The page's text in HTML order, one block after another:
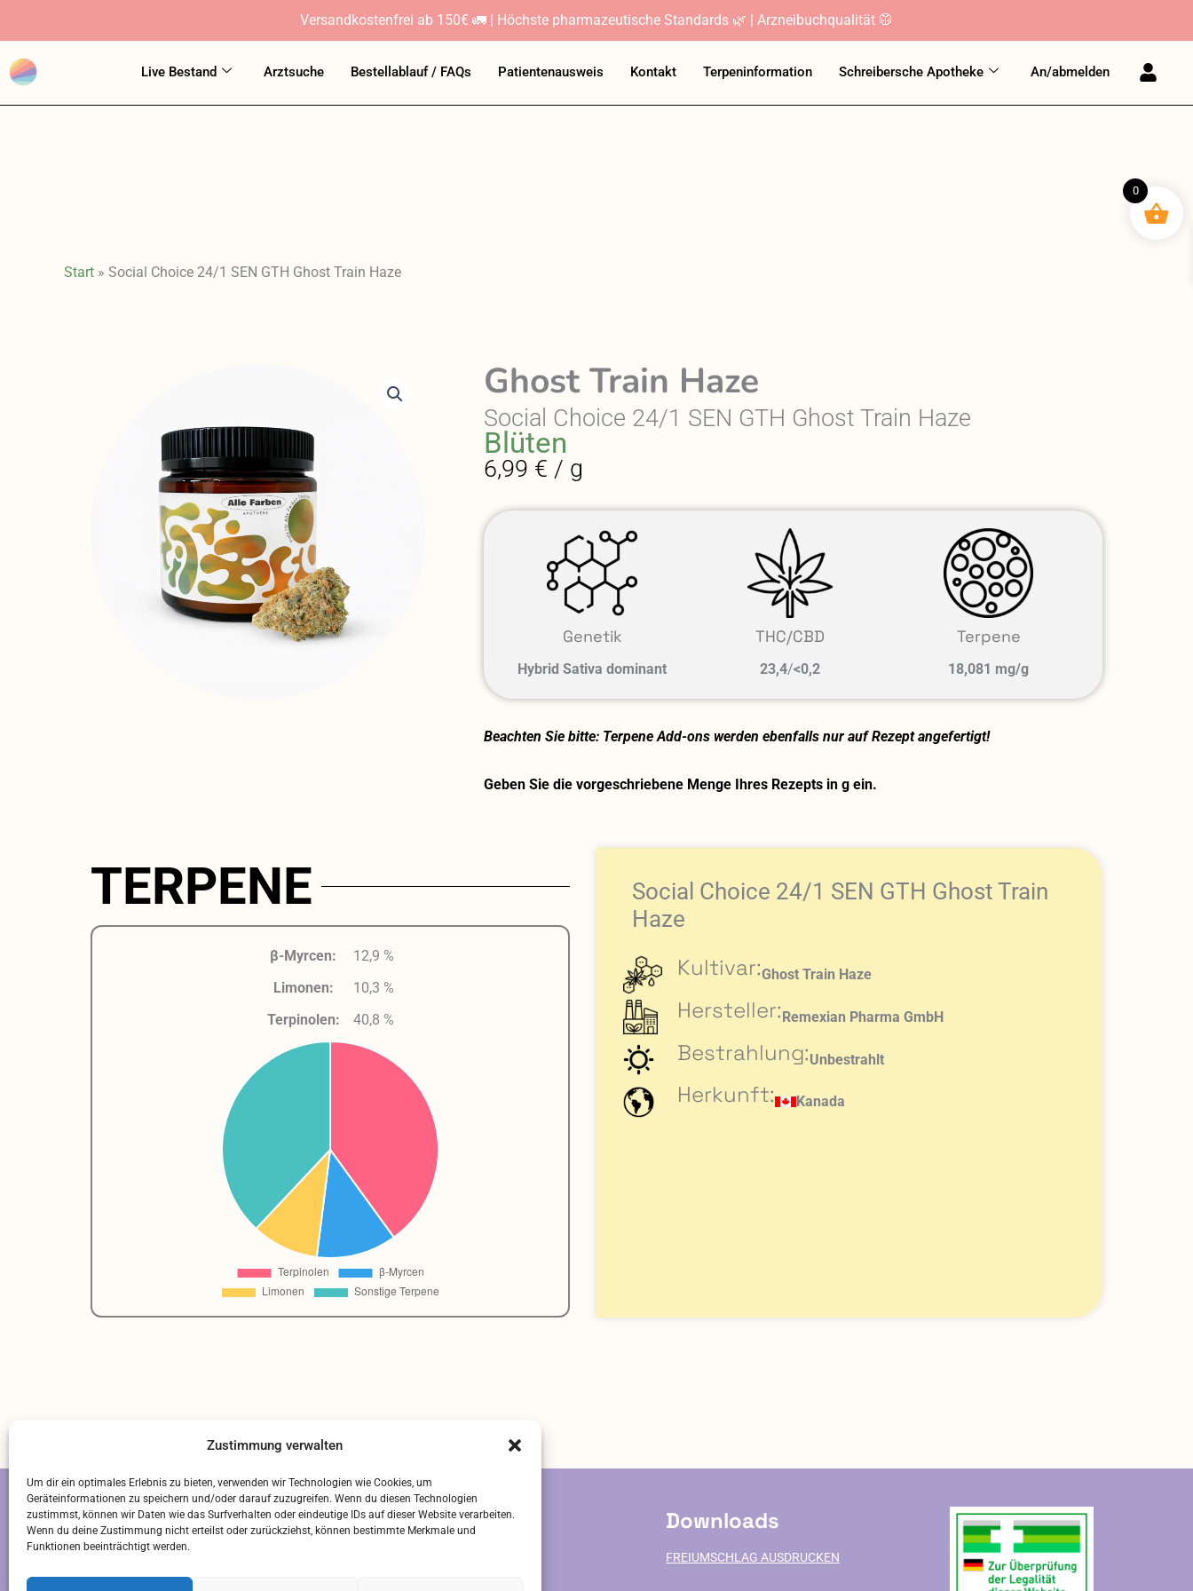
Versandkostenfrei ab 150€ 🚛 | Höchste pharmazeutische Standards 🌿 | Arzneibuchqualität 🥼
Zustimmung verwalten
Um dir ein optimales Erlebnis zu bieten, verwenden wir Technologien wie Cookies, um
Geräteinformationen zu speichern und/oder darauf zuzugreifen. Wenn du diesen Technologien
zustimmst, können wir Daten wie das Surfverhalten oder eindeutige IDs auf dieser Website verarbeiten.
Wenn du deine Zustimmung nicht erteilst oder zurückziehst, können bestimmte Merkmale und
Funktionen beeinträchtigt werden.
springen
Live Bestand Arztsuche Bestellablauf / FAQs Patientenausweis Kontakt Terpeninformation Schreibersche Apotheke An/abmelden
Start » Social Choice 24/1 SEN GTH Ghost Train Haze
Ghost Train Haze
Social Choice 24/1 SEN GTH Ghost Train Haze
Blüten
6,99 € / g
Genetik
Hybrid Sativa dominant
THC/CBD
23,4/<0,2
Terpene
18,081 mg/g
Beachten Sie bitte: Terpene Add-ons werden ebenfalls nur auf Rezept angefertigt!
Geben Sie die vorgeschriebene Menge Ihres Rezepts in g ein.
TERPENE
β-Myrcen:
12,9 %
Limonen:
10,3 %
Terpinolen:
40,8 %
Social Choice 24/1 SEN GTH Ghost Train
Haze
Kultivar:Ghost Train Haze
Hersteller:Remexian Pharma GmbH
Bestrahlung:Unbestrahlt
Herkunft: Kanada
Service Downloads
FREIUMSCHLAG AUSDRUCKEN
0